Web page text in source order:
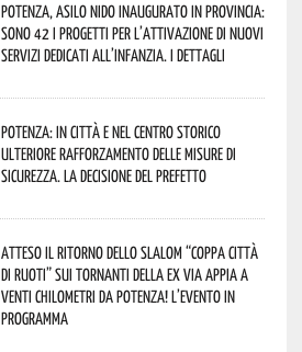
Potenza, asilo nido inaugurato in provincia:
sono 42 i progetti per l’attivazione di nuovi
servizi dedicati all’infanzia. I dettagli
Potenza: in città e nel centro storico
ulteriore rafforzamento delle misure di
sicurezza. La decisione del Prefetto
Atteso il ritorno dello slalom “Coppa Città
di Ruoti” sui tornanti della ex via Appia a
venti chilometri da Potenza! L’evento in
programma